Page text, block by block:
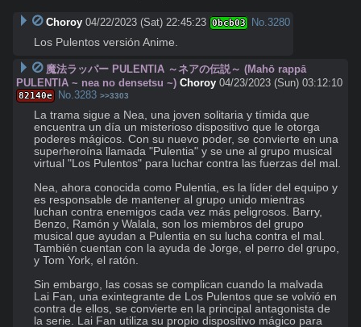
Choroy 04/22/2023 (Sat) 22:45:23 0bcb03 No. 3280
Los Pulentos versión Anime.
魔法ラッパー PULENTIA ～ネアの伝説～ (Mahō rappā
PULENTIA ~ nea no densetsu ~) Choroy 04/23/2023 (Sun) 03:12:10
82140e No. 3283 >>3303
La trama sigue a Nea, una joven solitaria y tímida que
encuentra un día un misterioso dispositivo que le otorga
poderes mágicos. Con su nuevo poder, se convierte en una
superheroína llamada "Pulentia" y se une al grupo musical
virtual "Los Pulentos" para luchar contra las fuerzas del mal.
Nea, ahora conocida como Pulentia, es la líder del equipo y
es responsable de mantener al grupo unido mientras
luchan contra enemigos cada vez más peligrosos. Barry,
Benzo, Ramón y Walala, son los miembros del grupo
musical que ayudan a Pulentia en su lucha contra el mal.
También cuentan con la ayuda de Jorge, el perro del grupo,
y Tom York, el ratón.
Sin embargo, las cosas se complican cuando la malvada
Lai Fan, una exintegrante de Los Pulentos que se volvió en
contra de ellos, se convierte en la principal antagonista de
la serie. Lai Fan utiliza su propio dispositivo mágico para